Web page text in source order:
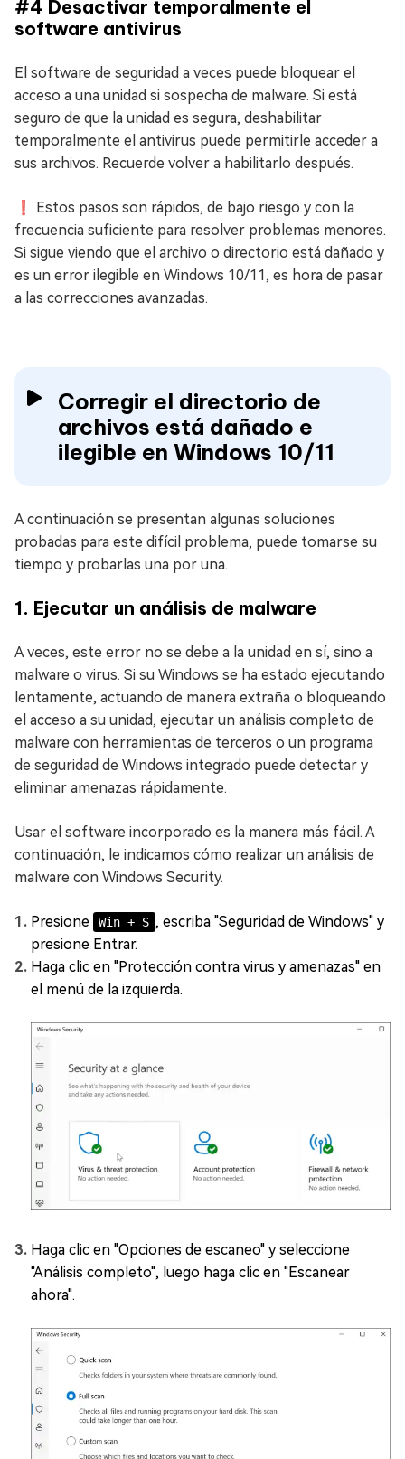
#4 Desactivar temporalmente el
software antivirus
El software de seguridad a veces puede bloquear el
acceso a una unidad si sospecha de malware. Si está
seguro de que la unidad es segura, deshabilitar
temporalmente el antivirus puede permitirle acceder a
sus archivos. Recuerde volver a habilitarlo después.
❗ Estos pasos son rápidos, de bajo riesgo y con la
frecuencia suficiente para resolver problemas menores.
Si sigue viendo que el archivo o directorio está dañado y
es un error ilegible en Windows 10/11, es hora de pasar
a las correcciones avanzadas.
Corregir el directorio de
archivos está dañado e
ilegible en Windows 10/11
A continuación se presentan algunas soluciones
probadas para este difícil problema, puede tomarse su
tiempo y probarlas una por una.
1. Ejecutar un análisis de malware
A veces, este error no se debe a la unidad en sí, sino a
malware o virus. Si su Windows se ha estado ejecutando
lentamente, actuando de manera extraña o bloqueando
el acceso a su unidad, ejecutar un análisis completo de
malware con herramientas de terceros o un programa
de seguridad de Windows integrado puede detectar y
eliminar amenazas rápidamente.
Usar el software incorporado es la manera más fácil. A
continuación, le indicamos cómo realizar un análisis de
malware con Windows Security.
Presione Win + S , escriba "Seguridad de Windows" y
presione Entrar.
Haga clic en "Protección contra virus y amenazas" en
el menú de la izquierda.
Haga clic en "Opciones de escaneo" y seleccione
"Análisis completo", luego haga clic en "Escanear
ahora".